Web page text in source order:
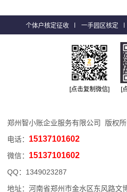
个体户核定征收 一手园区核定
[点击复制微信] [
郑州智小账企业服务有限公司 版权
电话： 15137101602
微信： 15137101602
QQ： 1349023287
地址：河南省郑州市金水区东风路文